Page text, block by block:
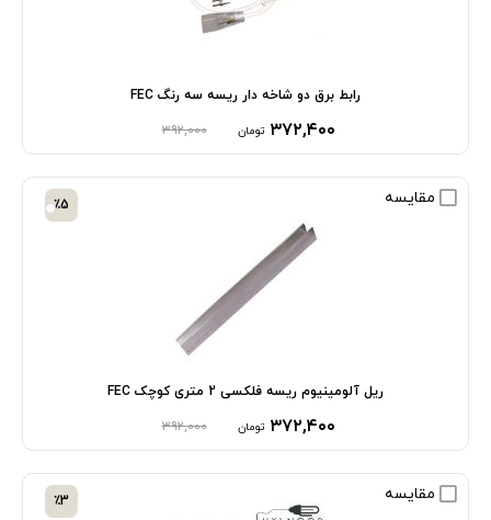
رابط برق دو شاخه دار ریسه سه رنگ FEC
۳۷۲,۴۰۰ تومان ۳۹۲,۰۰۰
مقایسه
ریل آلومینیوم ریسه فلکسی 2 متری کوچک FEC
۳۷۲,۴۰۰ تومان ۳۹۲,۰۰۰
٪5
مقایسه ٪3